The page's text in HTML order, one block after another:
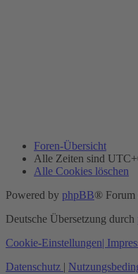
Foren-Übersicht
Alle Zeiten sind
Alle Cookies löschen
Powered by phpBB® Forum
Deutsche Übersetzung durch
Cookie-Einstellungen|
Datenschutz |